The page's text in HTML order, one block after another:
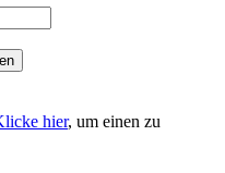
hier, um einen zu